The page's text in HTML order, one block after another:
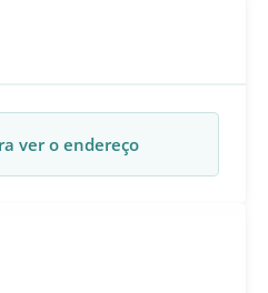
ver o endereço